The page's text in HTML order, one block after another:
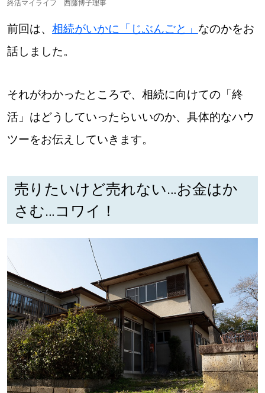
終活マイライフ 西藤博子理事
前回は、 相続がいかに「じぶんごと」 なのかをお
話しました。
それがわかったところで、相続に向けての「終
活」はどうしていったらいいのか、具体的なハウ
ツーをお伝えしていきます。
売りたいけど売れない…お金はか
さむ…コワイ！